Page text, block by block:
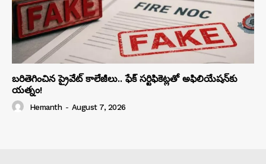
బరితెగించిన ప్రైవేట్ కాలేజీలు.. ఫేక్ సర్టిఫికెట్లతో అఫిలియేషన్‌కు
యత్నం!
Hemanth - August 7, 2026